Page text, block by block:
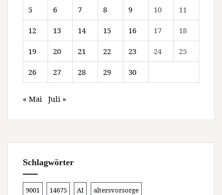
5 6 7 8 9 10 11
12 13 14 15 16 17 18
19 20 21 22 23 24 25
26 27 28 29 30
« Mai Juli »
Schlagwörter
9001 14675 AI altersvorsorge